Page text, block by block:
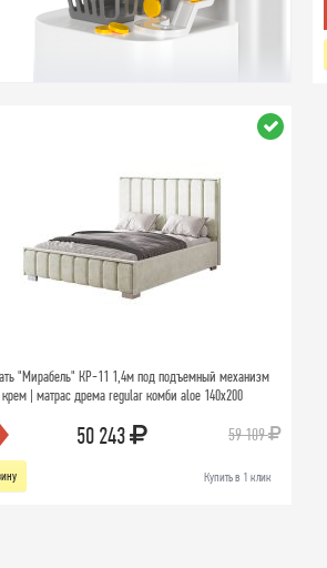
"Мирабель" КР-11 1,4м под подъемный механизм
крем | матрас дрема regular комби aloe 140х200
50 243 59 109
Купить в 1 клик